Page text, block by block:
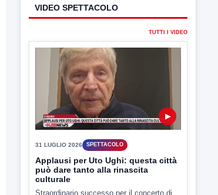
Applausi per Uto Ughi: questa città
può dare tanto alla rinascita
culturale
Straordinario successo per il concerto di
Uto Ughi & Friends...